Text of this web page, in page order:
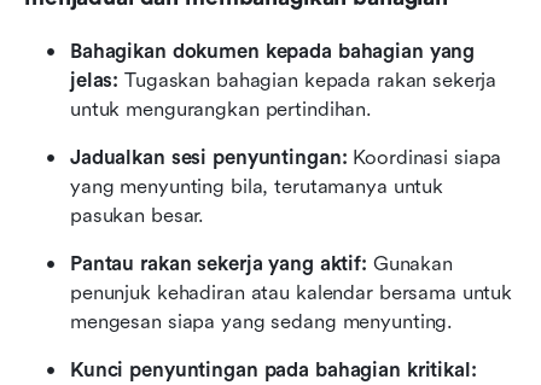
Bahagikan dokumen kepada bahagian yang
jelas: Tugaskan bahagian kepada rakan sekerja
untuk mengurangkan pertindihan.
Jadualkan sesi penyuntingan: Koordinasi siapa
yang menyunting bila, terutamanya untuk
pasukan besar.
Pantau rakan sekerja yang aktif: Gunakan
penunjuk kehadiran atau kalendar bersama untuk
mengesan siapa yang sedang menyunting.
Kunci penyuntingan pada bahagian kritikal: